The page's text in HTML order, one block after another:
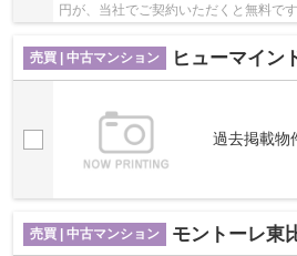
円が、当社でご契約いただくと無料です
売買 | 中古マンション ヒューマインド博多駅東ネ
過去掲載物
売買 | 中古マンション モントーレ東比恵ク